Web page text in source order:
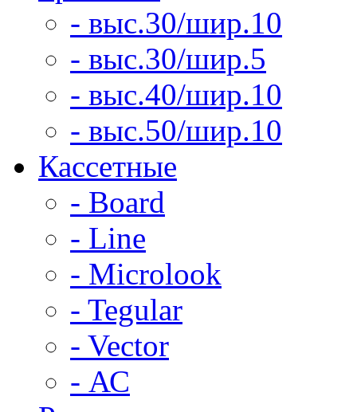
- выс.30/шир.10
- выс.30/шир.5
- выс.40/шир.10
- выс.50/шир.10
Кассетные
- Board
- Line
- Microlook
- Tegular
- Vector
- АС